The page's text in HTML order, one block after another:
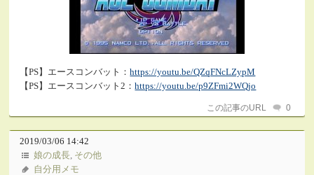
【PS】エースコンバット：https://youtu.be/QZqFNcLZypM
【PS】エースコンバット2：https://youtu.be/p9ZFmi2WQjo
この記事のURL 0
2019/03/06 14:42
娘の成長, その他
自分用メモ